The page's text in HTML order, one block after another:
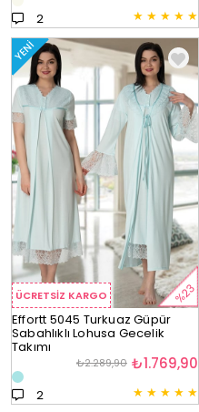
★ ★ ★ ★ ★
2
ÜCRETSIZ KARGO
YENI
%23
Effortt 5045 Turkuaz Güpür
Sabahlıklı Lohusa Gecelik
Takımı
★ ★ ★ ★ ★
2
₺1.769,90
₺2.289,90